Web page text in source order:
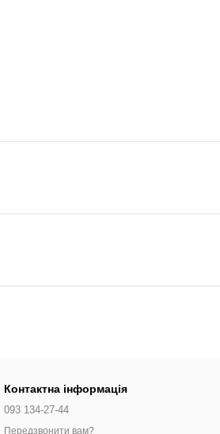
Контактна інформація
093 134-27-44
Передзвонити вам?